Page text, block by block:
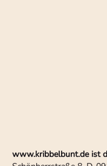
www.kribbelbunt.de ist